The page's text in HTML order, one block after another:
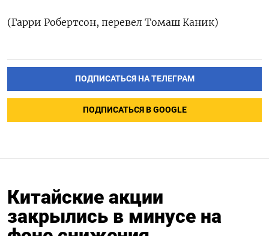
(Гарри Робертсон, перевел Томаш Каник)
ПОДПИСАТЬСЯ НА ТЕЛЕГРАМ
ПОДПИСАТЬСЯ В GOOGLE
Китайские акции
закрылись в минусе на